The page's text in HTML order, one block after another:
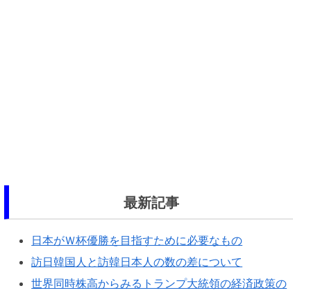
最新記事
日本がＷ杯優勝を目指すために必要なもの
訪日韓国人と訪韓日本人の数の差について
世界同時株高からみるトランプ大統領の経済政策の